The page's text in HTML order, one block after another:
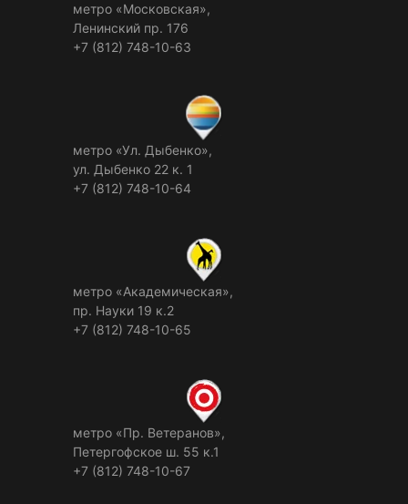
метро «Московская»,
Ленинский пр. 176
+7 (812) 748-10-63
метро «Ул. Дыбенко»,
ул. Дыбенко 22 к. 1
+7 (812) 748-10-64
метро «Академическая»,
пр. Науки 19 к.2
+7 (812) 748-10-65
метро «Пр. Ветеранов»,
Петергофское ш. 55 к.1
+7 (812) 748-10-67